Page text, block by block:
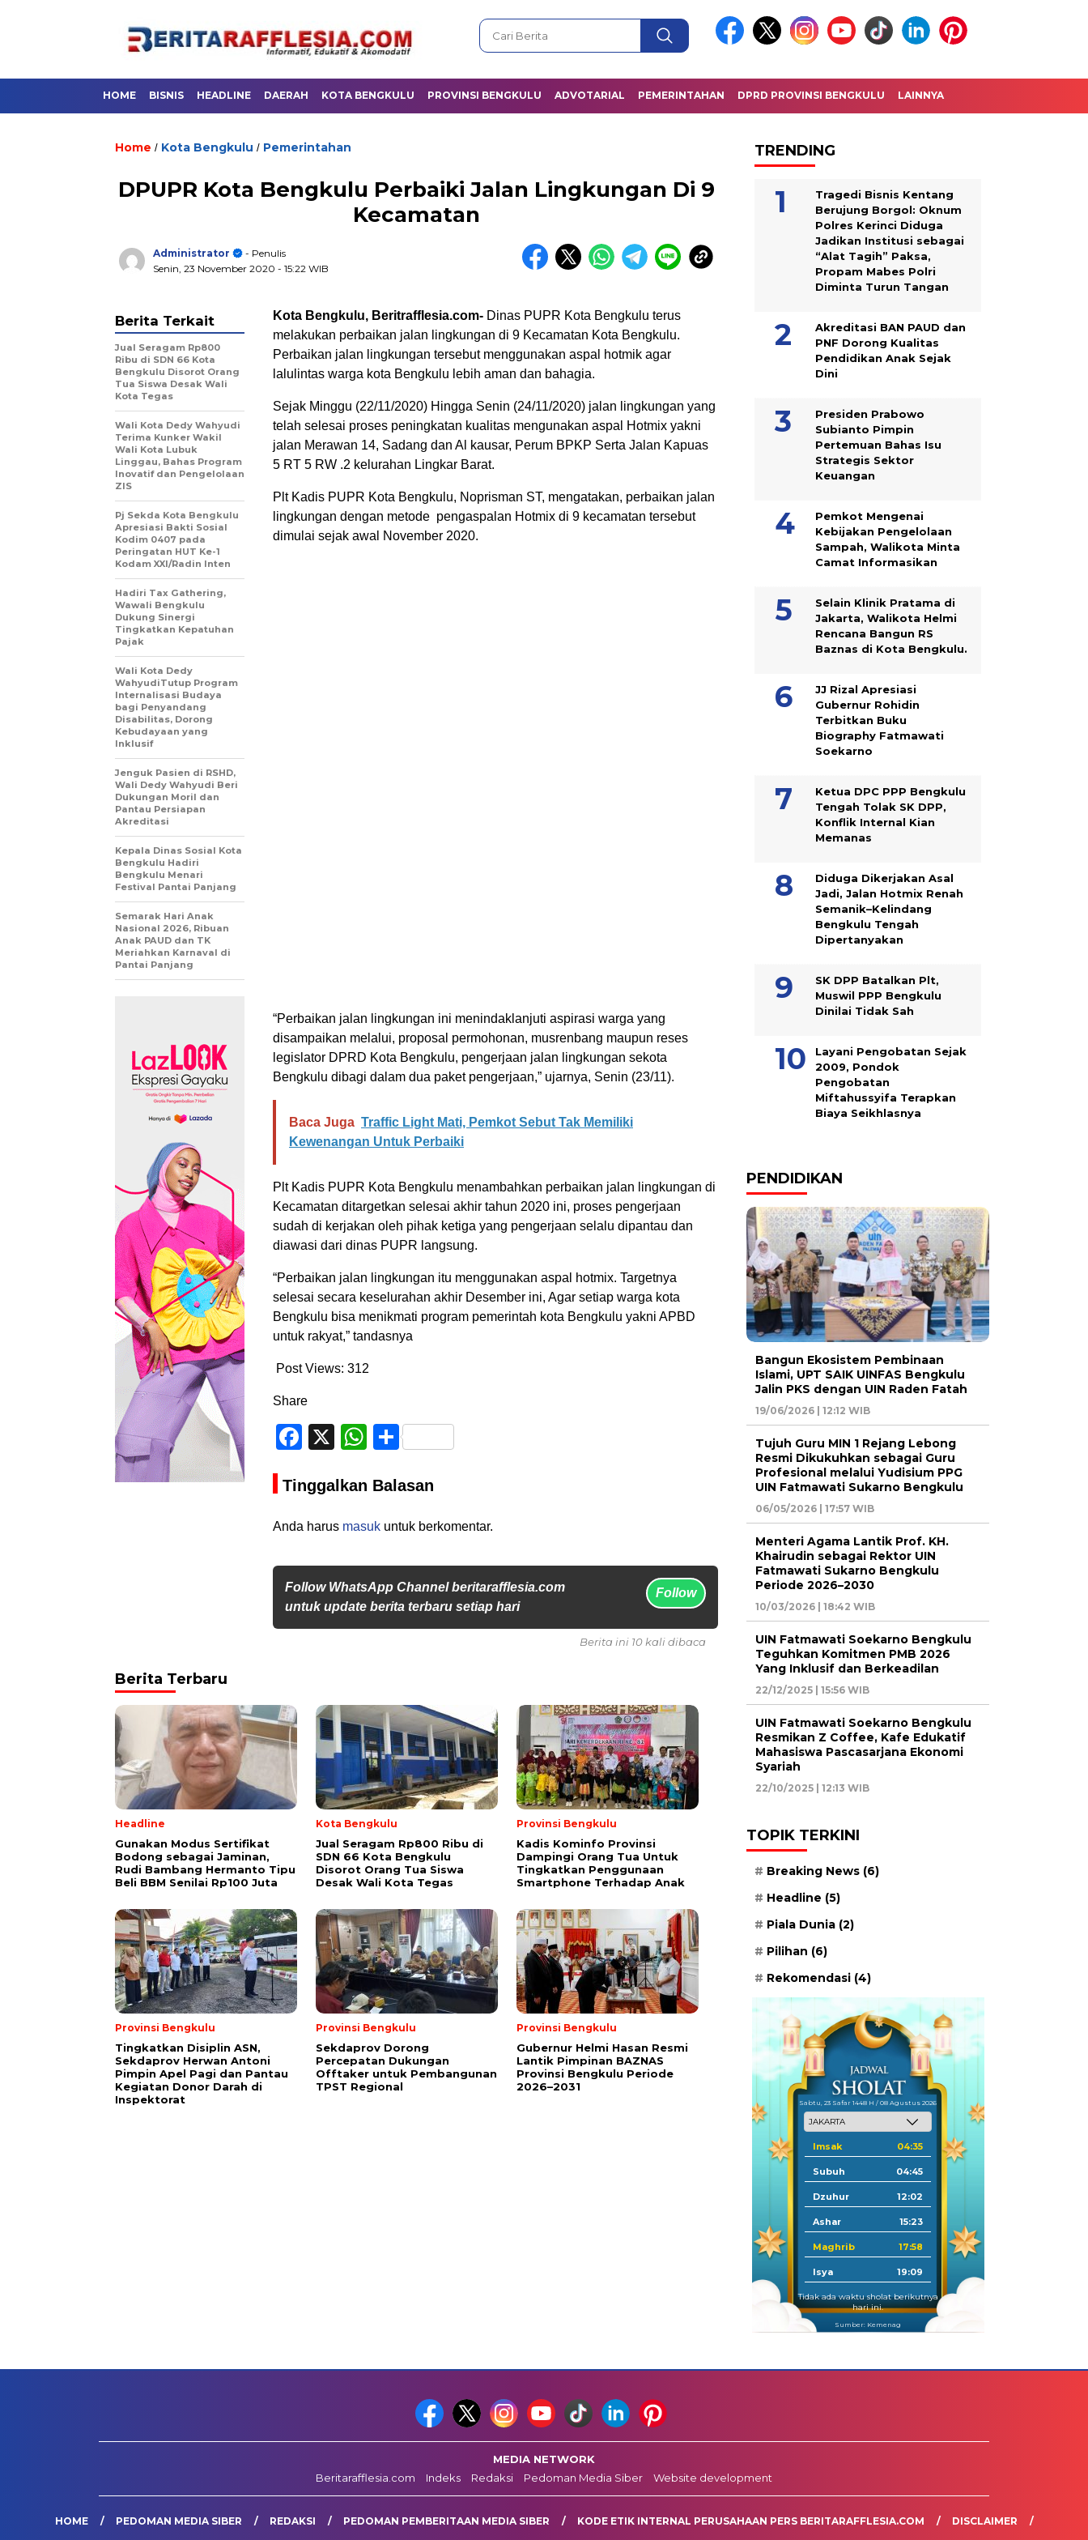
HOME BISNIS HEADLINE DAERAH KOTA BENGKULU PROVINSI BENGKULU ADVOTARIAL PEMERINTAHAN DPRD PROVINSI BENGKULU LAINNYA
Home / Kota Bengkulu / Pemerintahan
DPUPR Kota Bengkulu Perbaiki Jalan Lingkungan Di 9
Kecamatan
Administrator
- Penulis
Senin, 23 November 2020 - 15:22 WIB
Kota Bengkulu, Beritrafflesia.com- Dinas PUPR Kota Bengkulu terus
melakukan perbaikan jalan lingkungan di 9 Kecamatan Kota Bengkulu.
Perbaikan jalan lingkungan tersebut menggunakan aspal hotmik agar
lalulintas warga kota Bengkulu lebih aman dan bahagia.
Sejak Minggu (22/11/2020) Hingga Senin (24/11/2020) jalan lingkungan yang
telah selesai proses peningkatan kualitas mengunakan aspal Hotmix yakni
jalan Merawan 14, Sadang dan Al kausar, Perum BPKP Serta Jalan Kapuas
5 RT 5 RW .2 kelurahan Lingkar Barat.
Plt Kadis PUPR Kota Bengkulu, Noprisman ST, mengatakan, perbaikan jalan
lingkungan dengan metode pengaspalan Hotmix di 9 kecamatan tersebut
dimulai sejak awal November 2020.
“Perbaikan jalan lingkungan ini menindaklanjuti aspirasi warga yang
disampaikan melalui, proposal permohonan, musrenbang maupun reses
legislator DPRD Kota Bengkulu, pengerjaan jalan lingkungan sekota
Bengkulu dibagi dalam dua paket pengerjaan,” ujarnya, Senin (23/11).
Baca Juga Traffic Light Mati, Pemkot Sebut Tak Memiliki
Kewenangan Untuk Perbaiki
Plt Kadis PUPR Kota Bengkulu menambahkan perbaikan jalan lingkungan di
Kecamatan ditargetkan selesai akhir tahun 2020 ini, proses pengerjaan
sudah di kerjakan oleh pihak ketiga yang pengerjaan selalu dipantau dan
diawasi dari dinas PUPR langsung.
“Perbaikan jalan lingkungan itu menggunakan aspal hotmix. Targetnya
selesai secara keselurahan akhir Desember ini, Agar setiap warga kota
Bengkulu bisa menikmati program pemerintah kota Bengkulu yakni APBD
untuk rakyat,” tandasnya
Post Views: 312
Share
Facebook
X WhatsApp
Share
Tinggalkan Balasan
Anda harus masuk untuk berkomentar.
Follow WhatsApp Channel beritarafflesia.com
untuk update berita terbaru setiap hari
Follow
Berita Terkait
Jual Seragam Rp800
Ribu di SDN 66 Kota
Bengkulu Disorot Orang
Tua Siswa Desak Wali
Kota Tegas
Wali Kota Dedy Wahyudi
Terima Kunker Wakil
Wali Kota Lubuk
Linggau, Bahas Program
Inovatif dan Pengelolaan
ZIS
Pj Sekda Kota Bengkulu
Apresiasi Bakti Sosial
Kodim 0407 pada
Peringatan HUT Ke-1
Kodam XXI/Radin Inten
Hadiri Tax Gathering,
Wawali Bengkulu
Dukung Sinergi
Tingkatkan Kepatuhan
Pajak
Wali Kota Dedy
WahyudiTutup Program
Internalisasi Budaya
bagi Penyandang
Disabilitas, Dorong
Kebudayaan yang
Inklusif
Jenguk Pasien di RSHD,
Wali Dedy Wahyudi Beri
Dukungan Moril dan
Pantau Persiapan
Akreditasi
Kepala Dinas Sosial Kota
Bengkulu Hadiri
Bengkulu Menari
Festival Pantai Panjang
Semarak Hari Anak
Nasional 2026, Ribuan
Anak PAUD dan TK
Meriahkan Karnaval di
Pantai Panjang
Berita ini 10 kali dibaca
Berita Terbaru
Headline
Gunakan Modus Sertifikat
Bodong sebagai Jaminan,
Rudi Bambang Hermanto Tipu
Beli BBM Senilai Rp100 Juta
Kota Bengkulu
Jual Seragam Rp800 Ribu di
SDN 66 Kota Bengkulu
Disorot Orang Tua Siswa
Desak Wali Kota Tegas
Provinsi Bengkulu
Kadis Kominfo Provinsi
Dampingi Orang Tua Untuk
Tingkatkan Penggunaan
Smartphone Terhadap Anak
Provinsi Bengkulu
Tingkatkan Disiplin ASN,
Sekdaprov Herwan Antoni
Pimpin Apel Pagi dan Pantau
Kegiatan Donor Darah di
Inspektorat
Provinsi Bengkulu
Sekdaprov Dorong
Percepatan Dukungan
Offtaker untuk Pembangunan
TPST Regional
Provinsi Bengkulu
Gubernur Helmi Hasan Resmi
Lantik Pimpinan BAZNAS
Provinsi Bengkulu Periode
2026–2031
TRENDING
Tragedi Bisnis Kentang
Berujung Borgol: Oknum
Polres Kerinci Diduga
Jadikan Institusi sebagai
“Alat Tagih” Paksa,
Propam Mabes Polri
Diminta Turun Tangan
Akreditasi BAN PAUD dan
PNF Dorong Kualitas
Pendidikan Anak Sejak
Dini
Presiden Prabowo
Subianto Pimpin
Pertemuan Bahas Isu
Strategis Sektor
Keuangan
Pemkot Mengenai
Kebijakan Pengelolaan
Sampah, Walikota Minta
Camat Informasikan
Selain Klinik Pratama di
Jakarta, Walikota Helmi
Rencana Bangun RS
Baznas di Kota Bengkulu.
JJ Rizal Apresiasi
Gubernur Rohidin
Terbitkan Buku
Biography Fatmawati
Soekarno
Ketua DPC PPP Bengkulu
Tengah Tolak SK DPP,
Konflik Internal Kian
Memanas
Diduga Dikerjakan Asal
Jadi, Jalan Hotmix Renah
Semanik–Kelindang
Bengkulu Tengah
Dipertanyakan
SK DPP Batalkan Plt,
Muswil PPP Bengkulu
Dinilai Tidak Sah
Layani Pengobatan Sejak
2009, Pondok
Pengobatan
Miftahussyifa Terapkan
Biaya Seikhlasnya
PENDIDIKAN
Bangun Ekosistem Pembinaan
Islami, UPT SAIK UINFAS Bengkulu
Jalin PKS dengan UIN Raden Fatah
19/06/2026 | 12:12 WIB
Tujuh Guru MIN 1 Rejang Lebong
Resmi Dikukuhkan sebagai Guru
Profesional melalui Yudisium PPG
UIN Fatmawati Sukarno Bengkulu
06/05/2026 | 17:57 WIB
Menteri Agama Lantik Prof. KH.
Khairudin sebagai Rektor UIN
Fatmawati Sukarno Bengkulu
Periode 2026–2030
10/03/2026 | 18:42 WIB
UIN Fatmawati Soekarno Bengkulu
Teguhkan Komitmen PMB 2026
Yang Inklusif dan Berkeadilan
22/12/2025 | 15:56 WIB
UIN Fatmawati Soekarno Bengkulu
Resmikan Z Coffee, Kafe Edukatif
Mahasiswa Pascasarjana Ekonomi
Syariah
22/10/2025 | 12:13 WIB
TOPIK TERKINI
Breaking News (6)
Headline (5)
Piala Dunia (2)
Pilihan (6)
Rekomendasi (4)
Sabtu, 23 Safar 1448 H / 08 Agustus 2026
Imsak 04:35
Subuh 04:45
Dzuhur 12:02
Ashar 15:23
Maghrib 17:58
Isya 19:09
Tidak ada waktu sholat berikutnya
hari ini.
Sumber: Kemenag
MEDIA NETWORK
Beritarafflesia.com
Indeks Redaksi Pedoman Media Siber Website development
HOME PEDOMAN MEDIA SIBER REDAKSI PEDOMAN PEMBERITAAN MEDIA SIBER KODE ETIK INTERNAL PERUSAHAAN PERS BERITARAFFLESIA.COM DISCLAIMER